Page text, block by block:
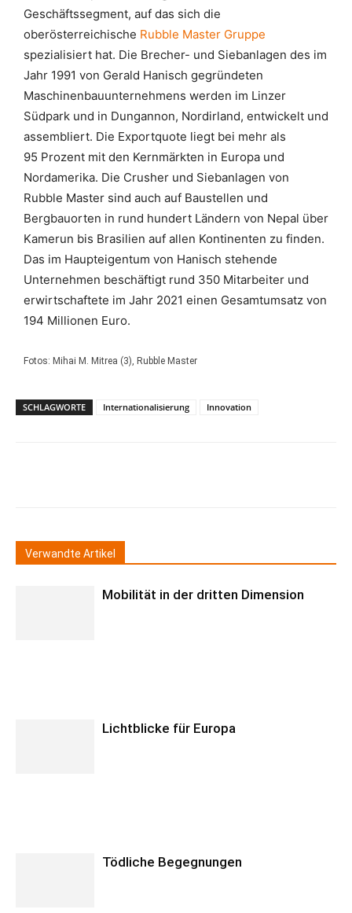
Geschäftssegment, auf das sich die
oberösterreichische Rubble Master Gruppe
spezialisiert hat. Die Brecher- und Siebanlagen des im
Jahr 1991 von Gerald Hanisch gegründeten
Maschinenbauunternehmens werden im Linzer
Südpark und in Dungannon, Nordirland, entwickelt und
assembliert. Die Exportquote liegt bei mehr als
95 Prozent mit den Kernmärkten in Europa und
Nordamerika. Die Crusher und Siebanlagen von
Rubble Master sind auch auf Baustellen und
Bergbauorten in rund hundert Ländern von Nepal über
Kamerun bis Brasilien auf allen Kontinenten zu finden.
Das im Haupteigentum von Hanisch stehende
Unternehmen beschäftigt rund 350 Mitarbeiter und
erwirtschaftete im Jahr 2021 einen Gesamtumsatz von
194 Millionen Euro.
Fotos: Mihai M. Mitrea (3), Rubble Master
SCHLAGWORTE Internationalisierung Innovation
Verwandte Artikel
Mobilität in der dritten Dimension
Lichtblicke für Europa
Tödliche Begegnungen